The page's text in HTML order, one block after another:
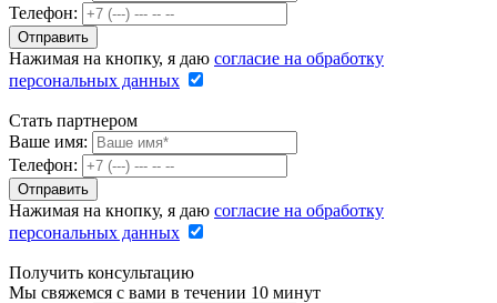
Телефон:
Нажимая на кнопку, я даю согласие на обработку
персональных данных
Стать партнером
Ваше имя:
Телефон:
Нажимая на кнопку, я даю согласие на обработку
персональных данных
Получить консультацию
Мы свяжемся с вами в течении 10 минут